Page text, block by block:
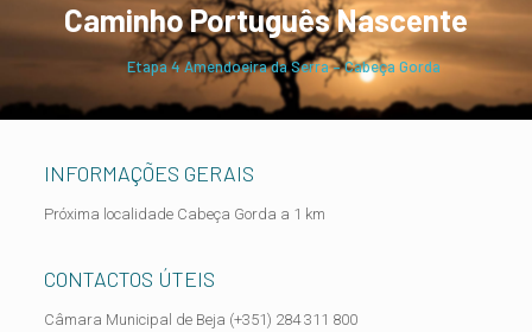
Caminho Português Nascente
Etapa 4 Amendoeira da Serra – Cabeça Gorda
INFORMAÇÕES GERAIS
Próxima localidade Cabeça Gorda a 1 km
CONTACTOS ÚTEIS
Câmara Municipal de Beja (+351) 284 311 800